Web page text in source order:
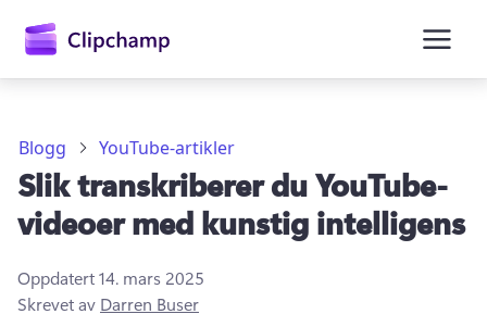
Blogg YouTube-artikler
Slik transkriberer du YouTube-
videoer med kunstig intelligens
Oppdatert14. mars 2025
Skrevet av Darren Buser